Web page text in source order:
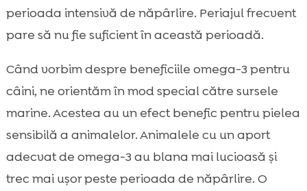
perioada intensivă de năpârlire. Periajul frecvent
pare să nu fie suficient în această perioadă.
Când vorbim despre beneficiile omega-3 pentru
câini, ne orientăm în mod special către sursele
marine. Acestea au un efect benefic pentru pielea
sensibilă a animalelor. Animalele cu un aport
adecvat de omega-3 au blana mai lucioasă și
trec mai ușor peste perioada de năpârlire. O